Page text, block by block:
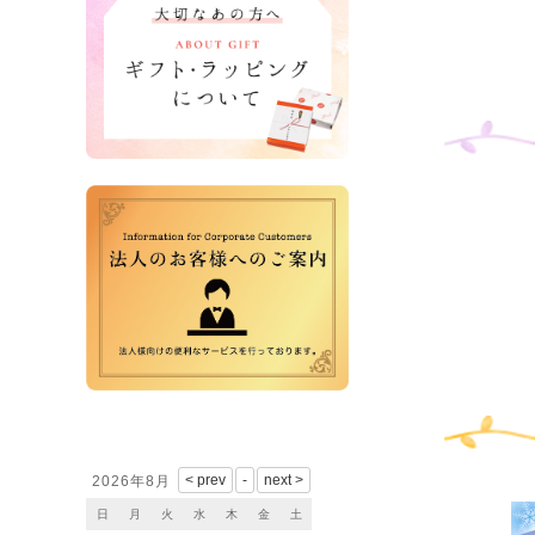
営業日カレンダー
2026年8月
日 月 火 水 木 金 土